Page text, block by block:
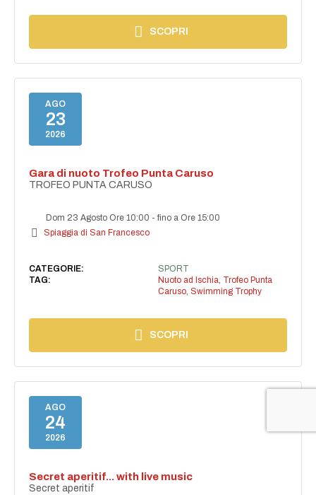
SCOPRI
AGO
23
2026
Gara di nuoto Trofeo Punta Caruso
TROFEO PUNTA CARUSO
Dom 23 Agosto Ore 10:00 -fino a Ore 15:00
Spiaggia di San Francesco
CATEGORIE:
SPORT
TAG:
Nuoto ad Ischia, Trofeo Punta
Caruso, Swimming Trophy
SCOPRI
AGO
24
2026
Secret aperitif... with live music
Secret aperitif